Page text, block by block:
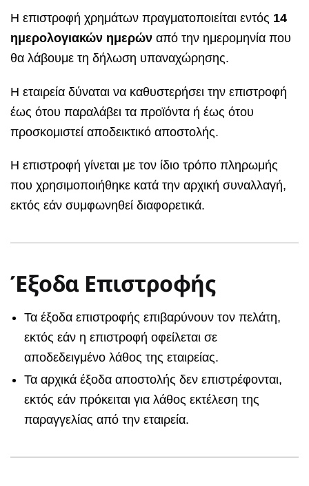
Η επιστροφή χρημάτων πραγματοποιείται εντός 14
ημερολογιακών ημερών από την ημερομηνία που
θα λάβουμε τη δήλωση υπαναχώρησης.
Η εταιρεία δύναται να καθυστερήσει την επιστροφή
έως ότου παραλάβει τα προϊόντα ή έως ότου
προσκομιστεί αποδεικτικό αποστολής.
Η επιστροφή γίνεται με τον ίδιο τρόπο πληρωμής
που χρησιμοποιήθηκε κατά την αρχική συναλλαγή,
εκτός εάν συμφωνηθεί διαφορετικά.
Έξοδα Επιστροφής
Τα έξοδα επιστροφής επιβαρύνουν τον πελάτη,
εκτός εάν η επιστροφή οφείλεται σε
αποδεδειγμένο λάθος της εταιρείας.
Τα αρχικά έξοδα αποστολής δεν επιστρέφονται,
εκτός εάν πρόκειται για λάθος εκτέλεση της
παραγγελίας από την εταιρεία.